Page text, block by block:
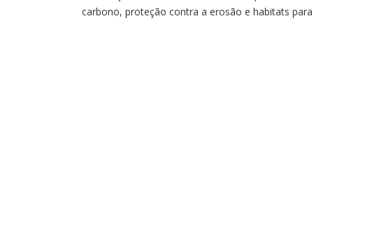
carbono, proteção contra a erosão e habitats para